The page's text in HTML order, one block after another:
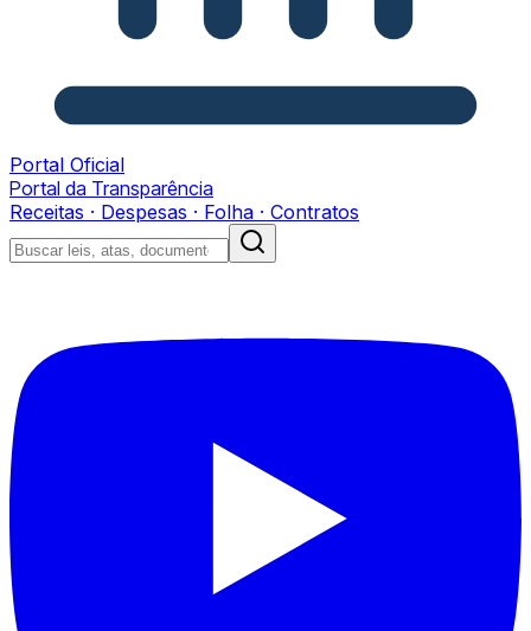
Portal Oficial
Portal da Transparência
Receitas · Despesas · Folha · Contratos